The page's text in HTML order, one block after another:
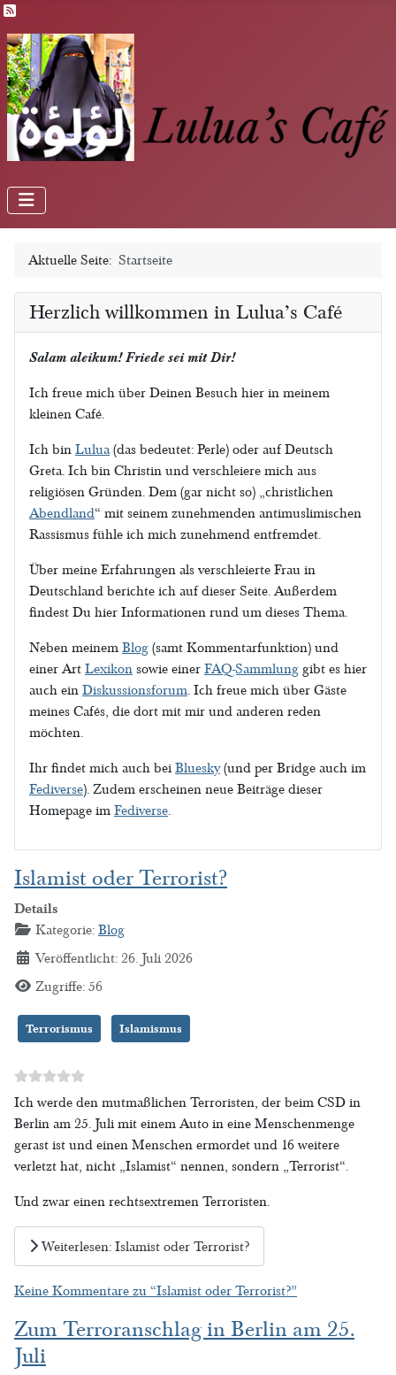
Aktuelle Seite: Startseite
Herzlich willkommen in Lulua’s Café
Salam aleikum! Friede sei mit Dir!
Ich freue mich über Deinen Besuch hier in meinem
kleinen Café.
Ich bin Lulua(das bedeutet: Perle) oder auf Deutsch
Greta. Ich bin Christin und verschleiere mich aus
religiösen Gründen. Dem (gar nicht so) „christlichen
Abendland“ mit seinem zunehmenden antimuslimischen
Rassismus fühle ich mich zunehmend entfremdet.
Über meine Erfahrungen als verschleierte Frau in
Deutschland berichte ich auf dieser Seite. Außerdem
findest Du hier Informationen rund um dieses Thema.
Neben meinem Blog (samt Kommentarfunktion) und
einer Art Lexikon sowie einer FAQ-Sammlung gibt es hier
auch ein Diskussionsforum. Ich freue mich über Gäste
meines Cafés, die dort mit mir und anderen reden
möchten.
Ihr findet mich auch bei Bluesky(und per Bridge auch im
Fediverse). Zudem erscheinen neue Beiträge dieser
Homepage im Fediverse.
Islamist oder Terrorist?
Details
Kategorie: Blog
Veröffentlicht: 26. Juli 2026
Zugriffe: 56
Terrorismus Islamismus
Ich werde den mutmaßlichen Terroristen, der beim CSD in
Berlin am 25. Juli mit einem Auto in eine Menschenmenge
gerast ist und einen Menschen ermordet und 16 weitere
verletzt hat, nicht „Islamist“ nennen, sondern „Terrorist“.
Und zwar einen rechtsextremen Terroristen.
Weiterlesen: Islamist oder Terrorist?
Keine Kommentare zu “Islamist oder Terrorist?”
Zum Terroranschlag in Berlin am 25.
Juli